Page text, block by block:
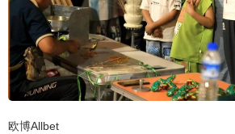
欧博Allbet